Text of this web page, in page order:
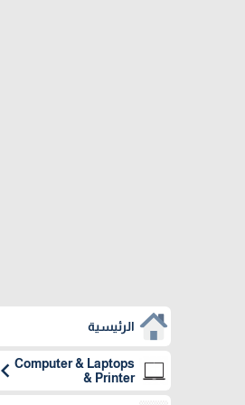
الرئيسية
Computer & Laptops
& Printer
chevron_left